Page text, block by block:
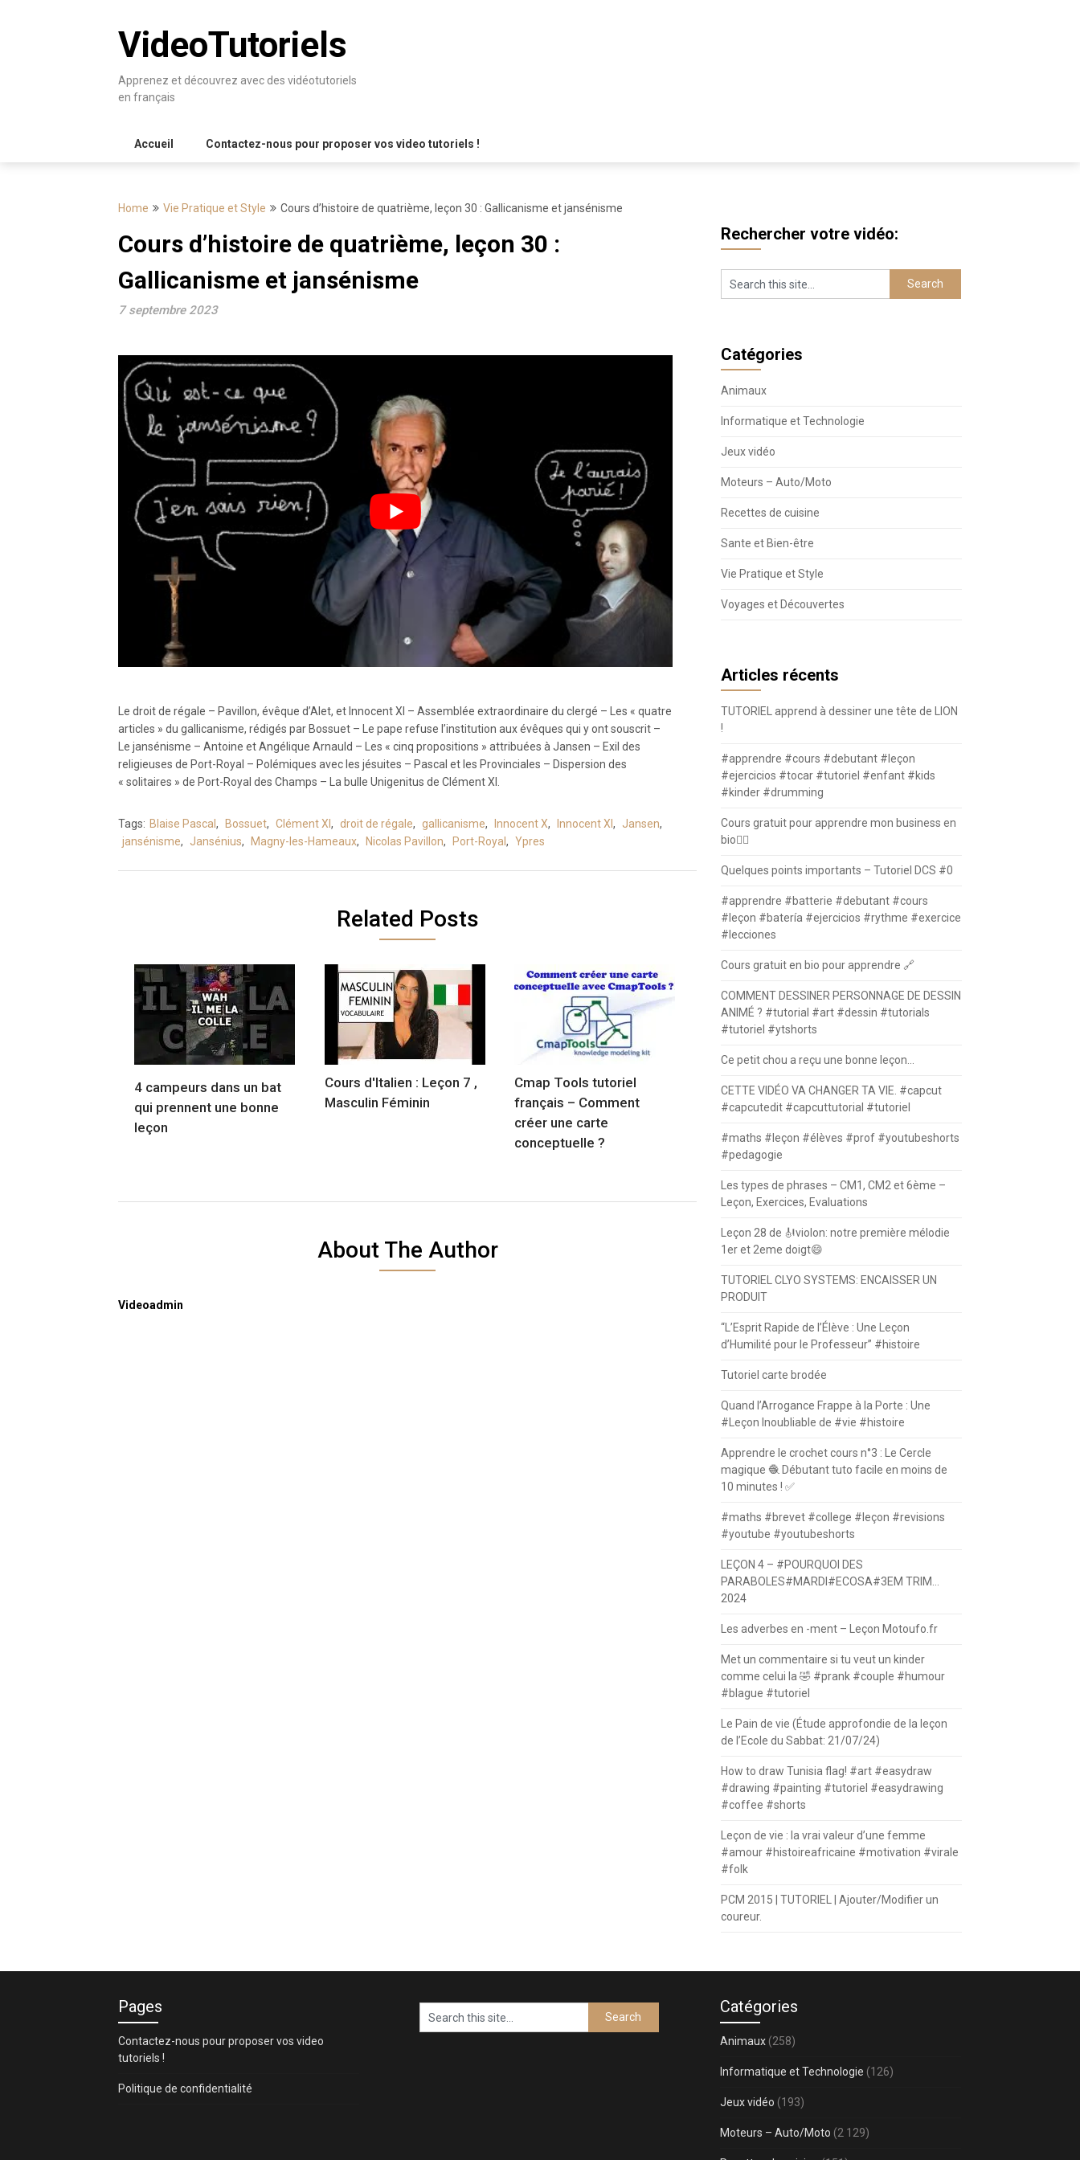
VideoTutoriels
Apprenez et découvrez avec des vidéotutoriels
en français
Accueil Contactez-nous pour proposer vos video tutoriels !
Home Vie Pratique et Style Cours d’histoire de quatrième, leçon 30 : Gallicanisme et jansénisme
Cours d’histoire de quatrième, leçon 30 :
Gallicanisme et jansénisme
7 septembre 2023
Le droit de régale – Pavillon, évêque d’Alet, et Innocent XI – Assemblée extraordinaire du clergé – Les « quatre
articles » du gallicanisme, rédigés par Bossuet – Le pape refuse l’institution aux évêques qui y ont souscrit –
Le jansénisme – Antoine et Angélique Arnauld – Les « cinq propositions » attribuées à Jansen – Exil des
religieuses de Port-Royal – Polémiques avec les jésuites – Pascal et les Provinciales – Dispersion des
« solitaires » de Port-Royal des Champs – La bulle Unigenitus de Clément XI.
Tags: Blaise Pascal , Bossuet, Clément XI , droit de régale, gallicanisme, Innocent X, Innocent XI , Jansen,
jansénisme, Jansénius, Magny-les-Hameaux, Nicolas Pavillon, Port-Royal , Ypres
Related Posts
4 campeurs dans un bat
qui prennent une bonne
leçon
Cours d'Italien : Leçon 7 ,
Masculin Féminin
Cmap Tools tutoriel
français – Comment
créer une carte
conceptuelle ?
About The Author
Videoadmin
Rechercher votre vidéo:
Catégories
Animaux
Informatique et Technologie
Jeux vidéo
Moteurs – Auto/Moto
Recettes de cuisine
Sante et Bien-être
Vie Pratique et Style
Voyages et Découvertes
Articles récents
TUTORIEL apprend à dessiner une tête de LION
!
#apprendre #cours #debutant #leçon
#ejercicios #tocar #tutoriel #enfant #kids
#kinder #drumming
Cours gratuit pour apprendre mon business en
bio⛓️‍💥
Quelques points importants – Tutoriel DCS #0
#apprendre #batterie #debutant #cours
#leçon #batería #ejercicios #rythme #exercice
#lecciones
Cours gratuit en bio pour apprendre 🔗
COMMENT DESSINER PERSONNAGE DE DESSIN
ANIMÉ ? #tutorial #art #dessin #tutorials
#tutoriel #ytshorts
Ce petit chou a reçu une bonne leçon…
CETTE VIDÉO VA CHANGER TA VIE. #capcut
#capcutedit #capcuttutorial #tutoriel
#maths #leçon #élèves #prof #youtubeshorts
#pedagogie
Les types de phrases – CM1, CM2 et 6ème –
Leçon, Exercices, Evaluations
Leçon 28 de 🎻violon: notre première mélodie
1er et 2eme doigt😄
TUTORIEL CLYO SYSTEMS: ENCAISSER UN
PRODUIT
“L’Esprit Rapide de l’Élève : Une Leçon
d’Humilité pour le Professeur” #histoire
Tutoriel carte brodée
Quand l’Arrogance Frappe à la Porte : Une
#Leçon Inoubliable de #vie #histoire
Apprendre le crochet cours n°3 : Le Cercle
magique 🧶 Débutant tuto facile en moins de
10 minutes ! ✅
#maths #brevet #college #leçon #revisions
#youtube #youtubeshorts
LEÇON 4 – #POURQUOI DES
PARABOLES#MARDI#ECOSA#3EM TRIM…
2024
Les adverbes en -ment – Leçon Motoufo.fr
Met un commentaire si tu veut un kinder
comme celui la 🤣 #prank #couple #humour
#blague #tutoriel
Le Pain de vie (Étude approfondie de la leçon
de l’Ecole du Sabbat: 21/07/24)
How to draw Tunisia flag! #art #easydraw
#drawing #painting #tutoriel #easydrawing
#coffee #shorts
Leçon de vie : la vrai valeur d’une femme
#amour #histoireafricaine #motivation #virale
#folk
PCM 2015 | TUTORIEL | Ajouter/Modifier un
coureur.
Pages
Contactez-nous pour proposer vos video
tutoriels !
Politique de confidentialité
Catégories
Animaux (258)
Informatique et Technologie (126)
Jeux vidéo (193)
Moteurs – Auto/Moto (2 129)